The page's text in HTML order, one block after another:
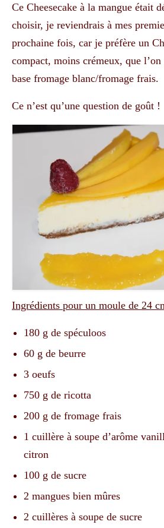
Ce Cheesecake à la mangue était
choisir, je reviendrais à mes
prochaine fois, car je préfère un
compact, moins crémeux, que
base fromage blanc/fromage frais.
Ce n’est qu’une question de goût !
Ingrédients pour un moule de 24
180 g de spéculoos
60 g de beurre
3 oeufs
750 g de ricotta
200 g de fromage frais
1 cuillère à soupe d’arôme
citron
100 g de sucre
2 mangues bien mûres
2 cuillères à soupe de sucre